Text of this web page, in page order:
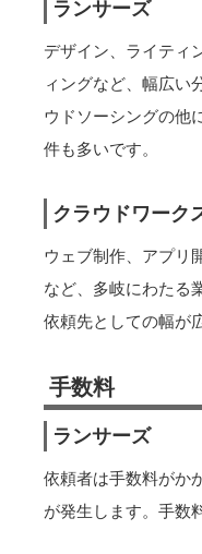
ランサーズ
デザイン、ライティ
ィングなど、幅広い
ウドソーシングの他
件も多いです。
クラウドワーク
ウェブ制作、アプリ
など、多岐にわたる
依頼先としての幅が
手数料
ランサーズ
依頼者は手数料がか
が発生します。手数